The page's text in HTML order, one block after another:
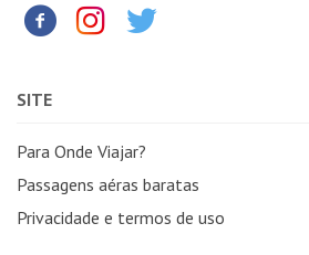
SITE
Para Onde Viajar?
Passagens aéras baratas
Privacidade e termos de uso